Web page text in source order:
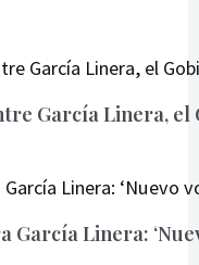
García Linera,
García Linera: